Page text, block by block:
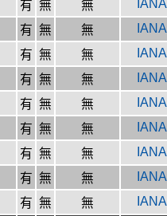
有 無 無 IANA
有 無 無 IANA
有 無 無 IANA
有 無 無 IANA
有 無 無 IANA
有 無 無 IANA
有 無 無 IANA
有 無 無 IANA
有 無 無 IANA